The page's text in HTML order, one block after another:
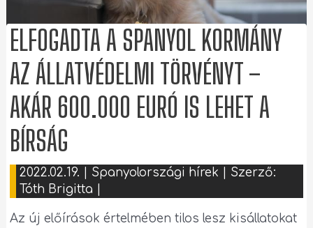
ELFOGADTA A SPANYOL KORMÁNY
AZ ÁLLATVÉDELMI TÖRVÉNYT –
AKÁR 600.000 EURÓ IS LEHET A
BÍRSÁG
2022.02.19. Spanyolországi hírek | Szerző:
Tóth Brigitta
Az új előírások értelmében tilos lesz kisállatokat